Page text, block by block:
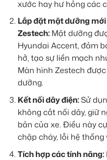
xước hay hư hỏng các
Lắp đặt mặt dưỡng
Zestech:Mặt dưỡng
Hyundai Accent, đảm
hở, tạo sự liền mạch
Màn hình Zestech
dưỡng.
Kết nối dây điện:Sử
không cắt nối dây, giữ
bản của xe. Điều này
chập cháy, lỗi hệ
Tích hợp các tính năng: